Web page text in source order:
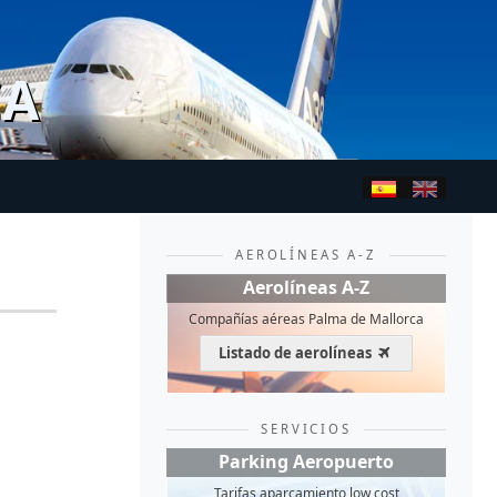
AEROLÍNEAS A-Z
Aerolíneas A-Z
Compañías aéreas Palma de Mallorca
Listado de aerolíneas
SERVICIOS
Parking Aeropuerto
Tarifas aparcamiento low cost